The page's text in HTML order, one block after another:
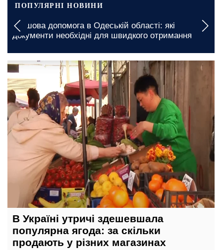
ПОПУЛЯРНІ НОВИНИ
Грошова допомога в Одеській області: які
документи необхідні для швидкого отримання
12 травня, 21:00
В Україні утричі здешевшала
популярна ягода: за скільки
продають у різних магазинах